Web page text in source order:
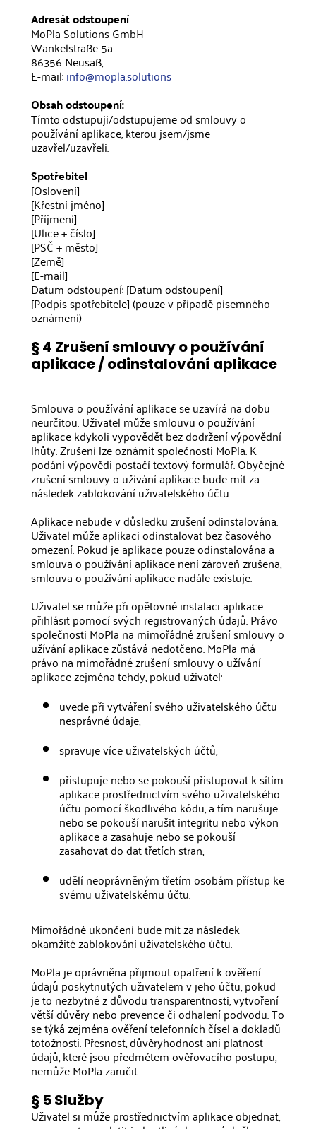
Adresát odstoupení
MoPla Solutions GmbH
Wankelstraße 5a
86356 Neusäß,
E-mail:info@mopla.solutions
Obsah odstoupení:
Tímto odstupuji/odstupujeme od smlouvy o
používání aplikace, kterou jsem/jsme
uzavřel/uzavřeli.
Spotřebitel
[Oslovení]
[Křestní jméno]
[Příjmení]
[Ulice + číslo]
[PSČ + město]
[Země]
[E-mail]
Datum odstoupení: [Datum odstoupení]
[Podpis spotřebitele] (pouze v případě písemného
oznámení)
§ 4 Zrušení smlouvy o používání
aplikace / odinstalování aplikace
Smlouva o používání aplikace se uzavírá na dobu
neurčitou. Uživatel může smlouvu o používání
aplikace kdykoli vypovědět bez dodržení výpovědní
lhůty. Zrušení lze oznámit společnosti MoPla. K
podání výpovědi postačí textový formulář. Obyčejné
zrušení smlouvy o užívání aplikace bude mít za
následek zablokování uživatelského účtu.
Aplikace nebude v důsledku zrušení odinstalována.
Uživatel může aplikaci odinstalovat bez časového
omezení. Pokud je aplikace pouze odinstalována a
smlouva o používání aplikace není zároveň zrušena,
smlouva o používání aplikace nadále existuje.
Uživatel se může při opětovné instalaci aplikace
přihlásit pomocí svých registrovaných údajů. Právo
společnosti MoPla na mimořádné zrušení smlouvy o
užívání aplikace zůstává nedotčeno. MoPla má
právo na mimořádné zrušení smlouvy o užívání
aplikace zejména tehdy, pokud uživatel:
uvede při vytváření svého uživatelského účtu
nesprávné údaje,
spravuje více uživatelských účtů,
přistupuje nebo se pokouší přistupovat k sítím
aplikace prostřednictvím svého uživatelského
účtu pomocí škodlivého kódu, a tím narušuje
nebo se pokouší narušit integritu nebo výkon
aplikace a zasahuje nebo se pokouší
zasahovat do dat třetích stran,
udělí neoprávněným třetím osobám přístup ke
svému uživatelskému účtu.
Mimořádné ukončení bude mít za následek
okamžité zablokování uživatelského účtu.
MoPla je oprávněna přijmout opatření k ověření
údajů poskytnutých uživatelem v jeho účtu, pokud
je to nezbytné z důvodu transparentnosti, vytvoření
větší důvěry nebo prevence či odhalení podvodu. To
se týká zejména ověření telefonních čísel a dokladů
totožnosti. Přesnost, důvěryhodnost ani platnost
údajů, které jsou předmětem ověřovacího postupu,
nemůže MoPla zaručit.
§ 5 Služby
Uživatel si může prostřednictvím aplikace objednat,